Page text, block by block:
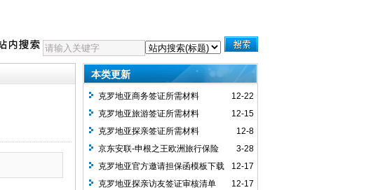
本类更新
12-22
克罗地亚商务签证所需材料
12-15
克罗地亚旅游签证所需材料
12-8
克罗地亚探亲签证所需材料
3-28
京东安联-申根之王欧洲旅行保险
12-17
克罗地亚官方邀请担保函模板下载
12-17
克罗地亚探亲访友签证审核清单